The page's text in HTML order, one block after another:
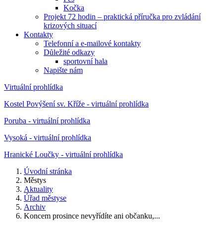
Kočka
Projekt 72 hodin – praktická příručka pro zvládání
krizových situací
Kontakty
Telefonní a e-mailové kontakty
Důležité odkazy
sportovní hala
Napište nám
Virtuální prohlídka
Kostel Povýšení sv. Kříže - virtuální prohlídka
Poruba - virtuální prohlídka
Vysoká - virtuální prohlídka
Hranické Loučky - virtuální prohlídka
Úvodní stránka
Městys
Aktuality
Úřad městyse
Archiv
Koncem prosince nevyřídíte ani občanku,...